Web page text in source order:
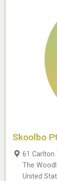
Skoolbo
61 Carlton
The
United